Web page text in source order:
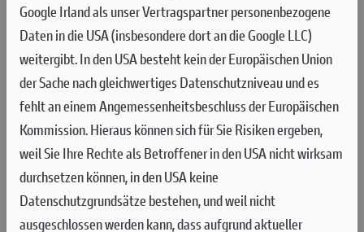
Ducati und ACI Global bieten einen Service, der die Interessen
der Ducati-Kunden rund um die Uhr an 365 Tagen im Jahr in
Europa, den USA und in Kanada für 24 Monate ab dem Datum
der Übergabe des Motorrads wahrt oder für den
Deckungszeitraum der erweiterten Ever Red-Garantie. Die
Ducati Card Assistance, Ducatis Mobilitätsgarantie, schließt
- Pannen- und Abschleppdienst
Google Irland als unser Vertragspartner personenbezogene
Daten in die USA (insbesondere dort an die Google LLC)
weitergibt. In den USA besteht kein der Europäischen Union
der Sache nach gleichwertiges Datenschutzniveau und es
fehlt an einem Angemessenheitsbeschluss der Europäischen
Kommission. Hieraus können sich für Sie Risiken ergeben,
weil Sie Ihre Rechte als Betroffener in den USA nicht wirksam
durchsetzen können, in den USA keine
Datenschutzgrundsätze bestehen, und weil nicht
ausgeschlossen werden kann, dass aufgrund aktueller